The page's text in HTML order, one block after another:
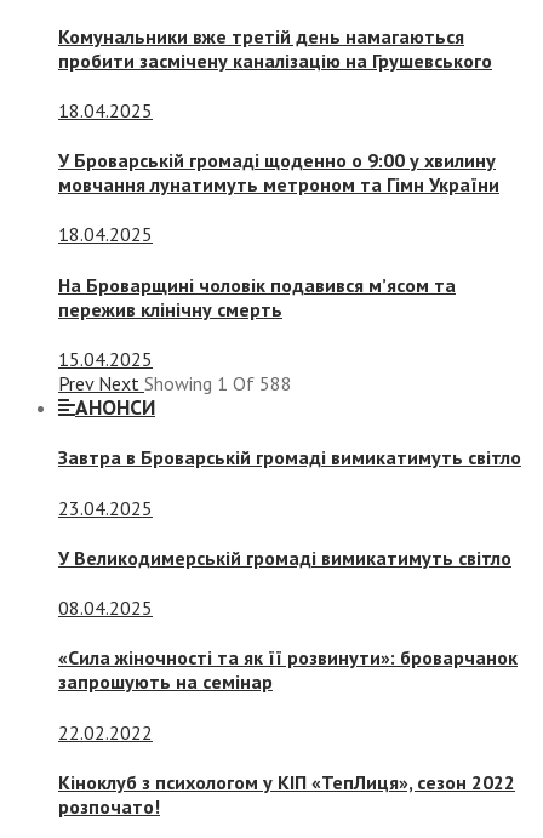
Комунальники вже третій день намагаються
пробити засмічену каналізацію на Грушевського
18.04.2025
У Броварській громаді щоденно о 9:00 у хвилину
мовчання лунатимуть метроном та Гімн України
18.04.2025
На Броварщині чоловік подавився м’ясом та
пережив клінічну смерть
15.04.2025
Prev Next Showing 1 Of 588
АНОНСИ
Завтра в Броварській громаді вимикатимуть світло
23.04.2025
У Великодимерській громаді вимикатимуть світло
08.04.2025
«Сила жіночності та як її розвинути»: броварчанок
запрошують на семінар
22.02.2022
Кіноклуб з психологом у КІП «ТепЛиця», сезон 2022
розпочато!